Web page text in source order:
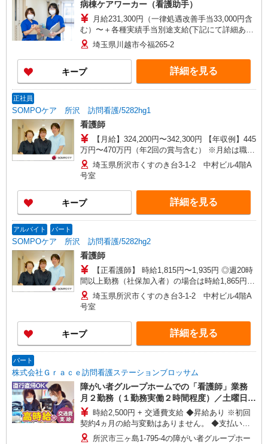
病棟ケアワーカー（看護助手）
月給231,300円（一律処遇改善手当33,000円含
む）〜＋各種実績手当別途支給(下記にて詳細あり)
※介護経験者は経歴を考慮し優遇 【各種実績手
当】 ◎夜勤手当12,000円×4回 ◎介護福祉士の資
格手当10,000円（今回増額！） ◎賞与年2回
（夏：基本給×2.0 冬：基本給×2.6） ※入職初
年度は入職月により調整があります。 ◎通勤手当
231,300円＋夜勤手当4回分48,000円） 【年収例】
469万円（月給24万円＋賞与2回＋夜勤手当） ★令
和7年度実績例 入職5年・経験者(介護福祉士)
埼玉県川越市今福265-2
キープ 詳細を見る
正社員
SOMPOケア 所沢 訪問看護/5282hg1
看護師
【月給】324,200円〜342,300円 【年収例】445
万円〜470万円（年2回の賞与含む） ※月給は職務
手当、働きがい向上手当、日祝手当（月平均2回
分）等、 毎月平均的に支払われる手当を含みま
す。 ◎オンコール手当別途支給：1,000円〜2,000
円/日 ◎月給は経験により異なります。 ◎残業時
は別途時間外手当支給（超過1分〜） ◎賞与 基
本給2.08ヶ月分/年支給
埼玉県所沢市くすのき台3-1-2 中村ビル4階A
号室
キープ 詳細を見る
アルバイト パート
SOMPOケア 所沢 訪問看護/5282hg2
看護師
【正看護師】 時給1,815円〜1,935円 ◎週20時
間以上勤務（社保加入者）の場合は時給1,865円〜
1,985円 ※各種手当込 ※時給は経験により異なる
埼玉県所沢市くすのき台3-1-2 中村ビル4階A
号室
キープ 詳細を見る
パート
株式会社Ｇｒａｃｅ訪問看護ステーションブロッサム
障がい者グループホームでの「看護師」業務
月２勤務（１勤務実働２時間程度）／土曜日や
日曜日等 ※平日の場合は１５：３０以降可
時給2,500円 + 交通費支給 ◆昇給あり ※初回
契約4ヵ月の給与変動はありません。 ◆支払い方
法：月1回 ◆交通費:一部支給 ※直行直帰OK
所沢市三ヶ島1-795-4の障がい者グループホー